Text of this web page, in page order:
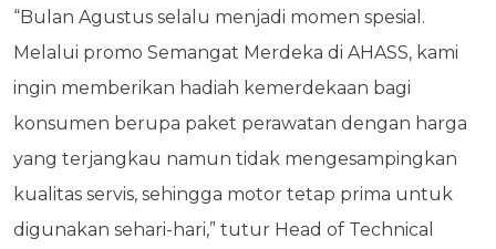
“Bulan Agustus selalu menjadi momen spesial.
Melalui promo Semangat Merdeka di AHASS, kami
ingin memberikan hadiah kemerdekaan bagi
konsumen berupa paket perawatan dengan harga
yang terjangkau namun tidak mengesampingkan
kualitas servis, sehingga motor tetap prima untuk
digunakan sehari-hari,” tutur Head of Technical